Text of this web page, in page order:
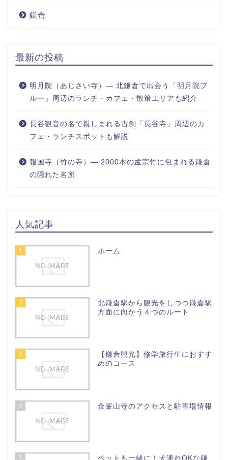
鎌倉
最新の投稿
明月院（あじさい寺）― 北鎌倉で出会う「明月院ブ
ルー」周辺のランチ・カフェ・散策エリアも紹介
長谷観音の名で親しまれる古刹「長谷寺」周辺のカ
フェ・ランチスポットも解説
報国寺（竹の寺）― 2000本の孟宗竹に包まれる鎌倉
の隠れた名所
人気記事
1 ホーム
2
北鎌倉駅から観光をしつつ鎌倉駅
方面に向かう４つのルート
3
【鎌倉観光】修学旅行生におすす
めのコース
4 金峯山寺のアクセスと駐車場情報
5
ペットも一緒に！犬連れOKな鎌